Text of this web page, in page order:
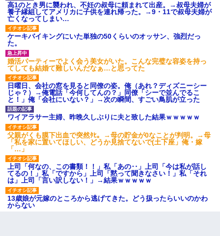
高1のとき男に襲われ、不妊の叔母に頼まれて出産。→叔母夫婦が
養子縁組してアメリカに子供を連れ帰った。→9・11で叔母夫婦が
亡くなってしまい…
ケーキバイキングにいた単独の50くらいのオッサン、強烈だっ
た。
婚活パーティーでよく会う美女がいた。こんな完璧な容姿を持っ
てしても結婚て難しいんだなぁ…と思ってた
日曜日、会社の窓を見ると同僚の姿。俺（あれ？ディズニーシー
じゃ？）→俺電話「今何してんの？」同僚「シーで並んでるこ
と！」俺「会社にいない？」→次の瞬間、すごい鳥肌が立った
ワイアラサー主婦、昨晩久しぶりに夫と致した結果ｗｗｗｗｗ
父親がくも膜下出血で突然ﾀﾋ。→母の貯金が0なことが判明。→母
「私を家に置いてほしい、どうか見捨てないで(土下座」俺・嫁
「…」
上司「何なの、この書類！！」私「あの‥」上司「今は私が話し
てるの！」私「ですから」上司「黙って聞きなさい！」私「それ
は」上司「言い訳しない！」→結果ｗｗｗｗｗ
13歳娘が元嫁のところから逃げてきた。どう扱ったらいいのかわ
からない